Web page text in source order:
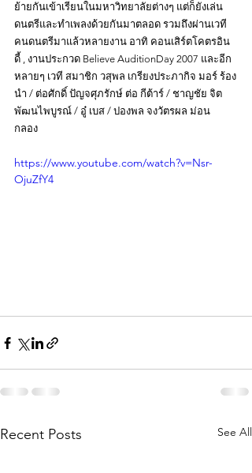
ย้ายกันเข้าเรียนในมหาวิทยาลัยต่างๆ แต่ก็ยังเล่น
ดนตรีและทำเพลงด้วยกันมาตลอด รวมถึงผ่านเวที
คนดนตรีมาแล้วหลายงาน อาทิ คอนเสิร์ตโคตรอิน
ดี้ , งานประกวด Believe AuditionDay 2007 และอีก
หลายๆ เวที สมาชิก วสุพล เกรียงประภากิจ มอร์ ร้อง
นำ / ต่อศักดิ์ ปัญจศุภรักษ์ ต่อ กีต้าร์ / ชาญชัย จิต
พัฒนไพบูรณ์ / อู๋ เบส / ปองพล จงวัตรผล ม่อน
กลอง
https://www.youtube.com/watch?v=Nsr-
OjuZfY4
Recent Posts See All